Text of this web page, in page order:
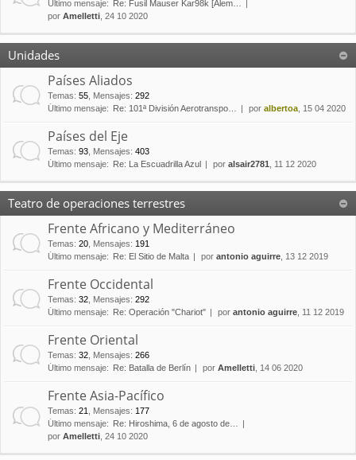
Último mensaje:
Re: Fusil Mauser Kar98k [Alem…
por Amelletti , 24 10 2020
Unidades
Países Aliados
Temas: 55 Mensajes: 292
Último mensaje:
Re: 101ª División Aerotranspo… por albertoa , 15 04 2020
Países del Eje
Temas: 93 Mensajes: 403
Último mensaje:
Re: La Escuadrilla Azul por alsair2781 , 11 12 2020
Teatro de operaciones terrestres
Frente Africano y Mediterráneo
Temas: 20 Mensajes: 191
Último mensaje:
Re: El Sitio de Malta por antonio aguirre , 13 12 2019
Frente Occidental
Temas: 32 Mensajes: 292
Último mensaje:
Re: Operación "Chariot" por antonio aguirre , 11 12 2019
Frente Oriental
Temas: 32 Mensajes: 266
Último mensaje:
Re: Batalla de Berlín por Amelletti , 14 06 2020
Frente Asia-Pacífico
Temas: 21 Mensajes: 177
Último mensaje:
Re: Hiroshima, 6 de agosto de…
por Amelletti , 24 10 2020